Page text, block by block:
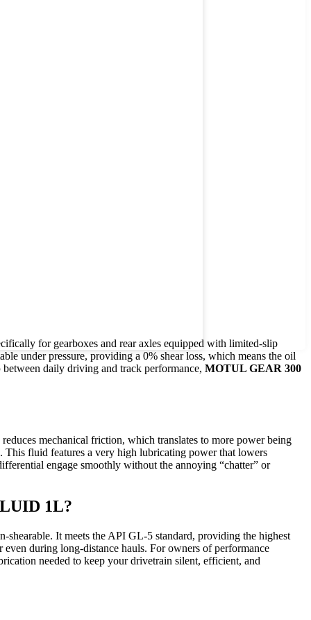
for gearboxes and rear axles equipped with limited-slip
under pressure, providing a 0% shear loss, which means the oil
daily driving and track performance, MOTUL GEAR 300
mechanical friction, which translates to more power being
This fluid features a very high lubricating power that lowers
engage smoothly without the annoying “chatter” or
1L?
shearable. It meets the API GL-5 standard, providing the highest
during long-distance hauls. For owners of performance
needed to keep your drivetrain silent, efficient, and